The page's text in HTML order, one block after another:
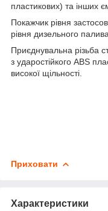
пластикових) та інших
Покажчик рівня
рівня дизельного
Приєднувальна різьба
з ударостійкого ABS
високої щільності.
Приховати
Характеристики